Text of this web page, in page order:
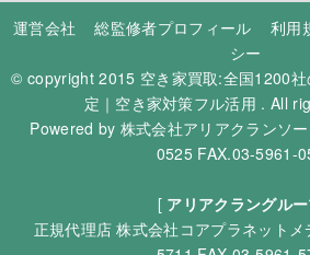
運営会社 総監修者プロフィール 利用
シー
© copyright 2015 空き家買取:全国1200
定｜空き家対策フル活用 . All
Powered by 株式会社アリアクランソ
0525 FAX.03-5961-
[ アリアクラングル
正規代理店株式会社コアプラネットメ